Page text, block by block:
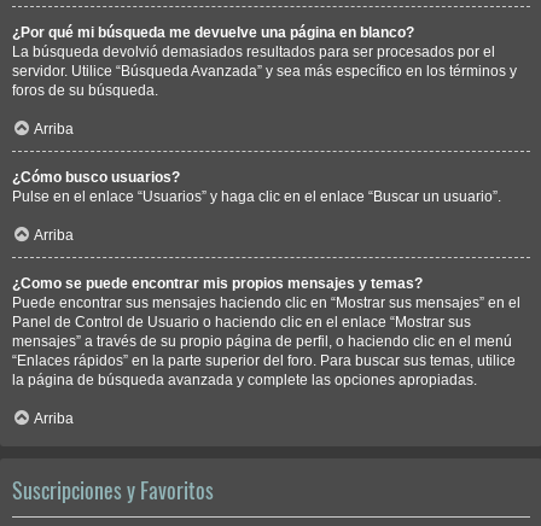
¿Por qué mi búsqueda me devuelve una página en blanco?
La búsqueda devolvió demasiados resultados para ser procesados por el
servidor. Utilice “Búsqueda Avanzada” y sea más específico en los términos y
foros de su búsqueda.
Arriba
¿Cómo busco usuarios?
Pulse en el enlace “Usuarios” y haga clic en el enlace “Buscar un usuario”.
Arriba
¿Como se puede encontrar mis propios mensajes y temas?
Puede encontrar sus mensajes haciendo clic en “Mostrar sus mensajes” en el
Panel de Control de Usuario o haciendo clic en el enlace “Mostrar sus
mensajes” a través de su propio página de perfil, o haciendo clic en el menú
“Enlaces rápidos” en la parte superior del foro. Para buscar sus temas, utilice
la página de búsqueda avanzada y complete las opciones apropiadas.
Arriba
Suscripciones y Favoritos